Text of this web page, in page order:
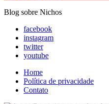
Blog sobre Nichos
facebook
instagram
twitter
youtube
Home
Política de privacidade
Contato